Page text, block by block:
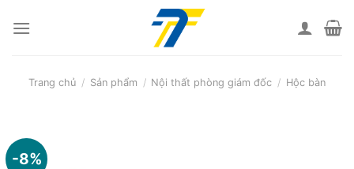
Trang chủ / Sản phẩm / Nội thất phòng giám đốc / Hộc bàn
-8%